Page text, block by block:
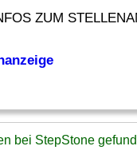
ZUM
bei StepStone